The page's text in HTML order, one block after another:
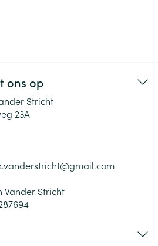
ons op
Stricht
23A
gmail.com
Vander Stricht